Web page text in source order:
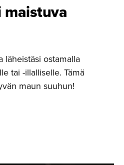
läheistäsi ostamalla
tai -illalliselle. Tämä
maun suuhun!